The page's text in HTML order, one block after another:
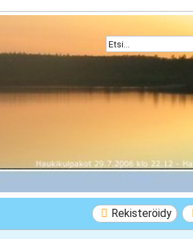
Rekisteröidy